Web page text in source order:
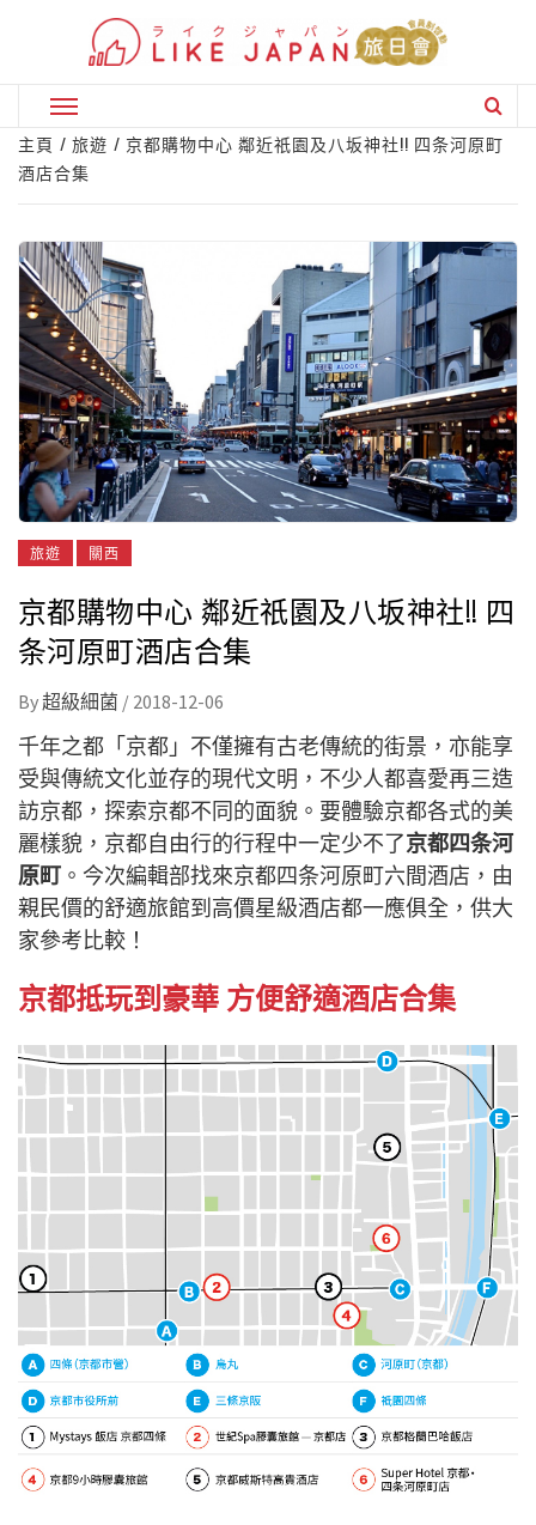
Primary
Menu
主頁 旅遊
京都購物中心 鄰近祇園及八坂神社!! 四条河原町
酒店合集
旅遊 關西
京都購物中心 鄰近祇園及八坂神社!! 四
条河原町酒店合集
By超級細菌 / 2018-12-06
千年之都「京都」不僅擁有古老傳統的街景，亦能享
受與傳統文化並存的現代文明，不少人都喜愛再三造
訪京都，探索京都不同的面貌。要體驗京都各式的美
麗樣貌，京都自由行的行程中一定少不了京都四条河
原町 。今次編輯部找來京都四条河原町六間酒店，由
親民價的舒適旅館到高價星級酒店都一應俱全，供大
家參考比較！
京都抵玩到豪華 方便舒適酒店合集